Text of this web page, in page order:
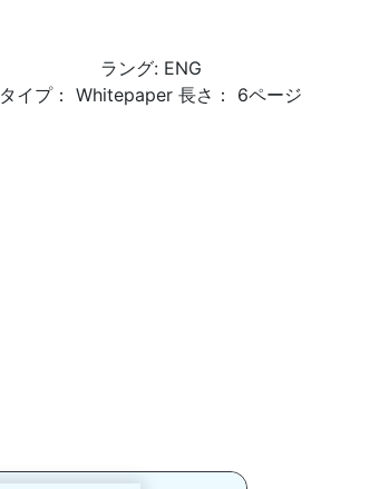
ラング: ENG
タイプ： Whitepaper 長さ： 6ページ